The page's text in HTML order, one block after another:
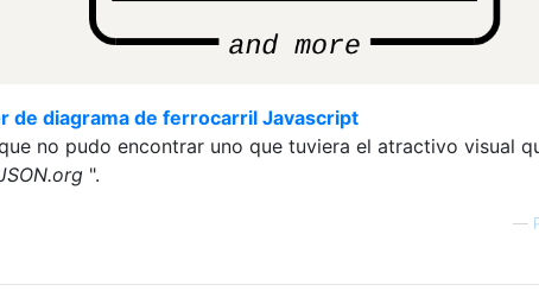
de diagrama de ferrocarril Javascript
no pudo encontrar uno que tuviera el atractivo visual
".
—